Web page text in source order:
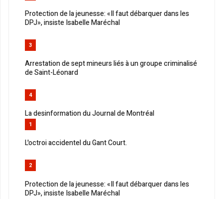
Protection de la jeunesse: «Il faut débarquer dans les
DPJ», insiste Isabelle Maréchal
3
Arrestation de sept mineurs liés à un groupe criminalisé
de Saint-Léonard
4
La desinformation du Journal de Montréal
1
L'octroi accidentel du Gant Court.
2
Protection de la jeunesse: «Il faut débarquer dans les
DPJ», insiste Isabelle Maréchal